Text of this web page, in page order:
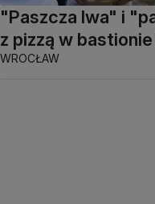
"Paszcza lwa" i
z pizzą w bastionie
WROCŁAW